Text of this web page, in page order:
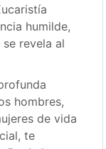
humilde,
revela al
hombres,
de vida
te